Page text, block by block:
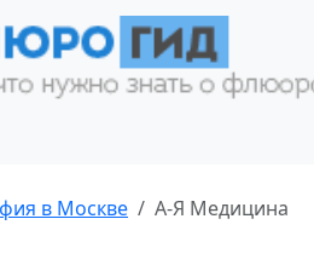
в Москве А-Я Медицина